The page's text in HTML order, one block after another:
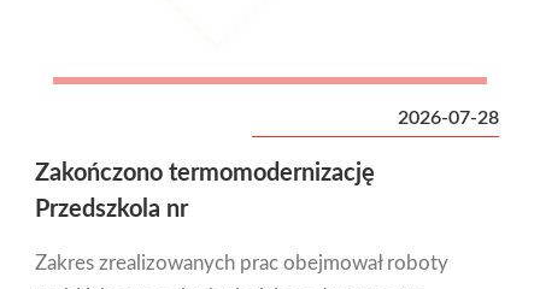
2026-07-28
Zakończono termomodernizację
Przedszkola nr
Zakres zrealizowanych prac obejmował roboty